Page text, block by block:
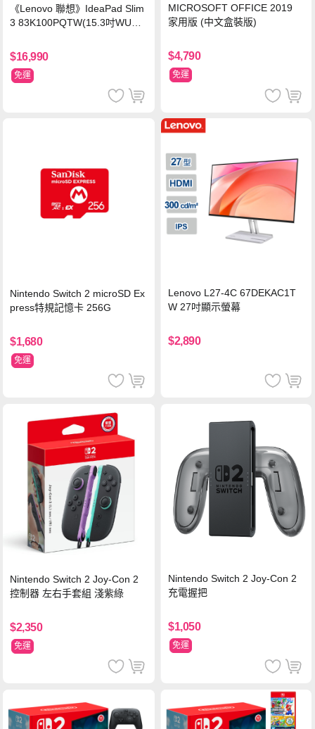
《Lenovo 聯想》IdeaPad Slim
3 83K100PQTW(15.3吋WUXG
n11/二年保)
$16,990
免運
MICROSOFT OFFICE 2019
家用版 (中文盒裝版)
$4,790
免運
Nintendo Switch 2 microSD Ex
press特規記憶卡 256G
$1,680
免運
Lenovo L27-4C 67DEKAC1T
W 27吋顯示螢幕
$2,890
Nintendo Switch 2 Joy-Con 2
控制器 左右手套組 淺紫綠
$2,350
免運
Nintendo Switch 2 Joy-Con 2
充電握把
$1,050
免運